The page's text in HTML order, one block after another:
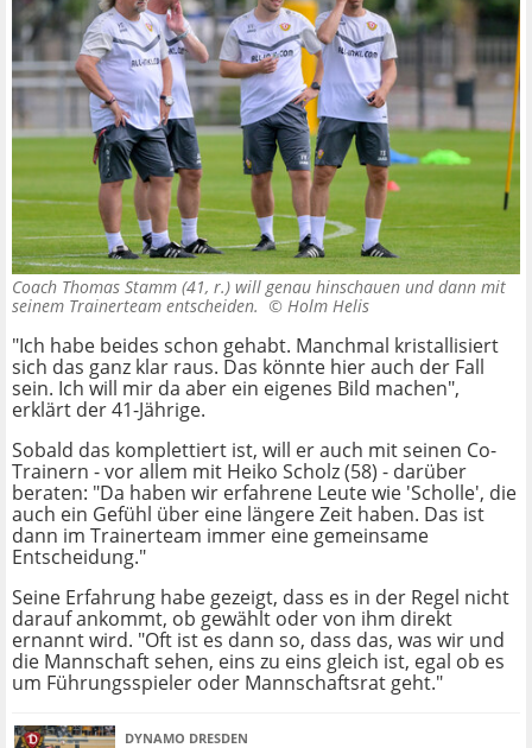
Coach Thomas Stamm (41, r.) will genau hinschauen und dann mit
seinem Trainerteam entscheiden. © Holm Helis
"Ich habe beides schon gehabt. Manchmal kristallisiert
sich das ganz klar raus. Das könnte hier auch der Fall
sein. Ich will mir da aber ein eigenes Bild machen",
erklärt der 41-Jährige.
Sobald das komplettiert ist, will er auch mit seinen Co-
Trainern - vor allem mit Heiko Scholz (58) - darüber
beraten: "Da haben wir erfahrene Leute wie 'Scholle', die
auch ein Gefühl über eine längere Zeit haben. Das ist
dann im Trainerteam immer eine gemeinsame
Entscheidung."
Seine Erfahrung habe gezeigt, dass es in der Regel nicht
darauf ankommt, ob gewählt oder von ihm direkt
ernannt wird. "Oft ist es dann so, dass das, was wir und
die Mannschaft sehen, eins zu eins gleich ist, egal ob es
um Führungsspieler oder Mannschaftsrat geht."
DYNAMO DRESDEN